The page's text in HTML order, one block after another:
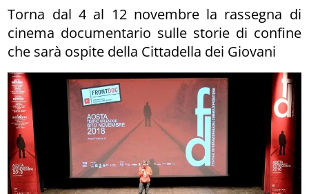
Torna dal 4 al 12 novembre la rassegna di
cinema documentario sulle storie di confine
che sarà ospite della Cittadella dei Giovani